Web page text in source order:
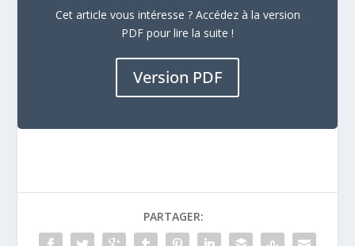
Cet article vous intéresse ? Accédez à la version
PDF pour lire la suite !
Version PDF
PARTAGER: